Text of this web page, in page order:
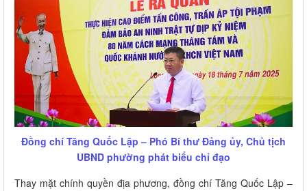
Đồng chí Tăng Quốc Lập – Phó Bí thư Đảng ủy, Chủ tịch
UBND phường phát biểu chỉ đạo
Thay mặt chính quyền địa phương, đồng chí Tăng Quốc Lập –